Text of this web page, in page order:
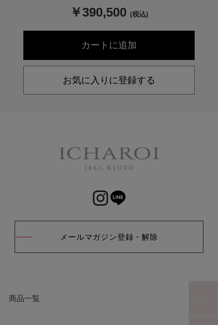
￥390,500 (税込)
お気に入りに登録する
メールマガジン登録・解除
商品一覧